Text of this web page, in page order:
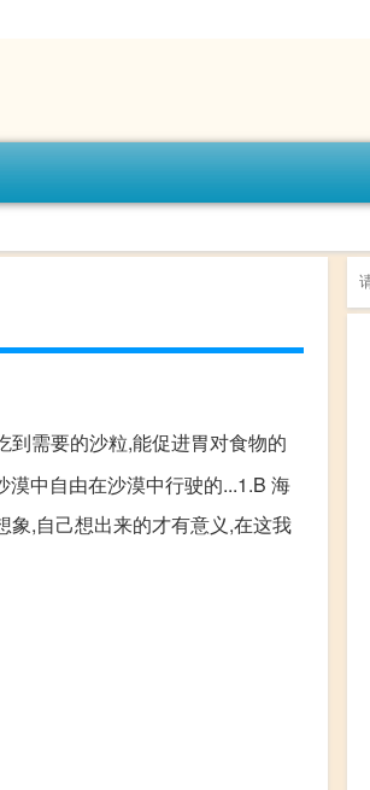
到需要的沙粒,能促进胃对食物的
漠中自由在沙漠中行驶的...1.B 海
象,自己想出来的才有意义,在这我